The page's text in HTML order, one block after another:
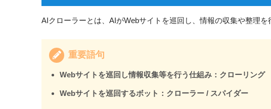
AIクローラーとは、AIがWebサイトを巡回し、情報の収集や整理を
重要語句
Webサイトを巡回し情報収集等を行う仕組み：クローリング
Webサイトを巡回するボット：クローラー / スパイダー